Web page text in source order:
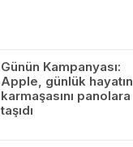
Günün Kampanyası:
Apple, günlük hayatın
karmaşasını panolara
taşıdı